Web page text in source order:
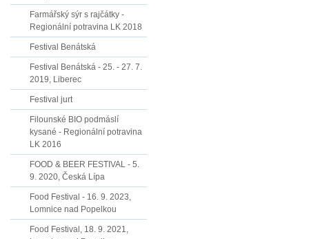
Farmářský sýr s rajčátky -
Regionální potravina LK 2018
Festival Benátská
Festival Benátská - 25. - 27. 7.
2019, Liberec
Festival jurt
Filounské BIO podmáslí
kysané - Regionální potravina
LK 2016
FOOD & BEER FESTIVAL - 5.
9. 2020, Česká Lípa
Food Festival - 16. 9. 2023,
Lomnice nad Popelkou
Food Festival, 18. 9. 2021,